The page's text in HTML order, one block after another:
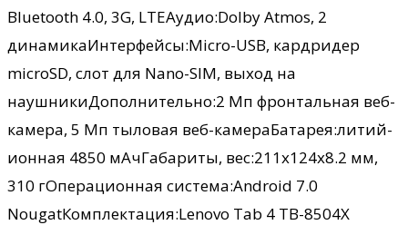
Bluetooth 4.0, 3G, LTEАудио:Dolby Atmos, 2
динамикаИнтерфейсы:Micro-USB, кардридер
microSD, слот для Nano-SIM, выход на
наушникиДополнительно:2 Мп фронтальная веб-
камера, 5 Мп тыловая веб-камераБатарея:литий-
ионная 4850 мАчГабариты, вес:211х124х8.2 мм,
310 гОперационная система:Android 7.0
NougatКомплектация:Lenovo Tab 4 TB-8504X